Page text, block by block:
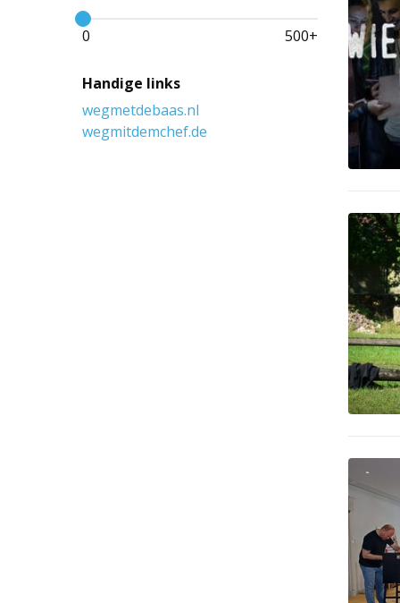
0 500+
Handige links
wegmetdebaas.nl
wegmitdemchef.de